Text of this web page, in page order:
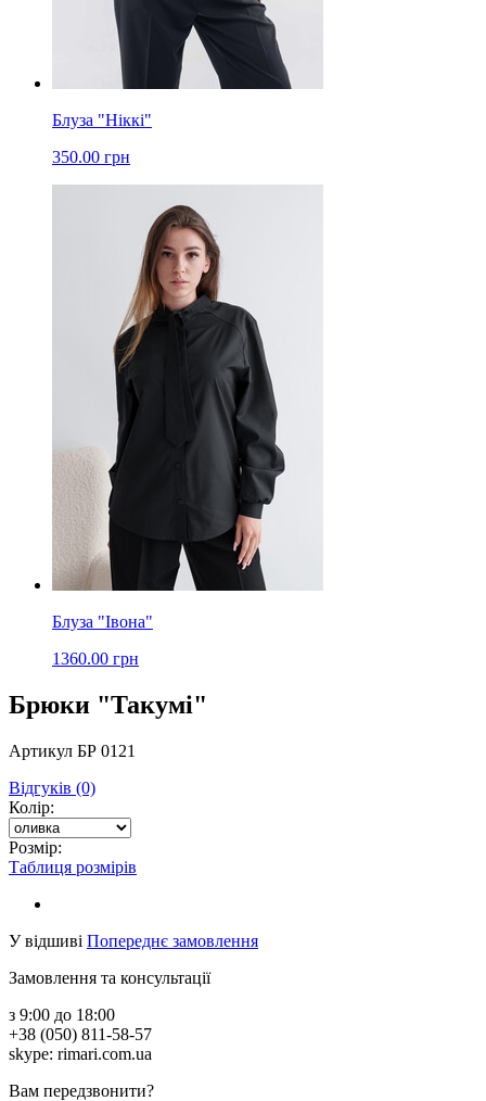
Блуза "Ніккі"
350.00 грн
Блуза "Івона"
1360.00 грн
Брюки "Такумі"
Артикул БР 0121
Відгуків (0)
Колір:
Розмір:
Таблиця розмірів
У відшиві Попереднє замовлення
Замовлення та консультації
з 9:00 до 18:00
+38 (050) 811-58-57
skype: rimari.com.ua
Вам передзвонити?